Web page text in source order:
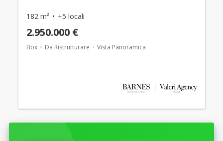
182 m² +5 locali
2.950.000 €
Box Da Ristrutturare Vista Panoramica